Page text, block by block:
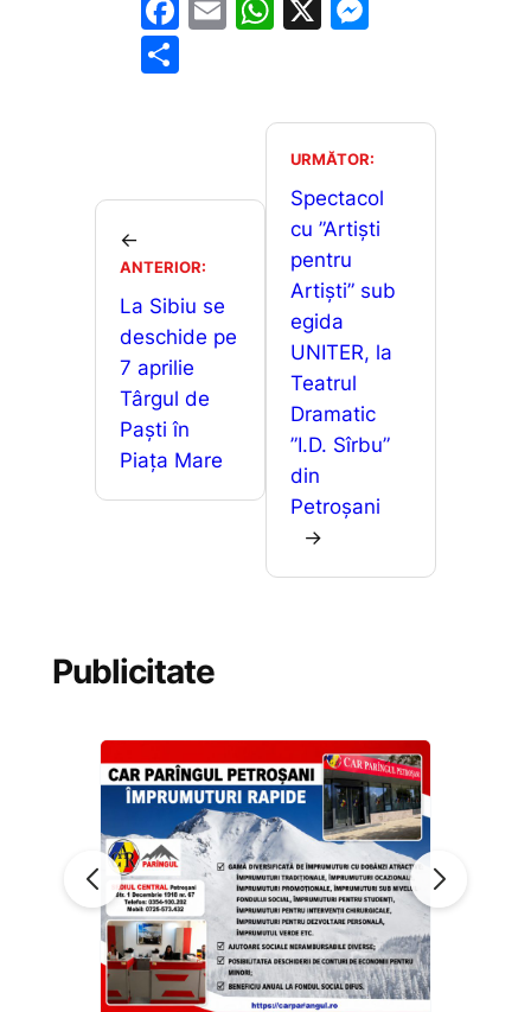
F
o
k
E
W
s
A
p
p
X
s
e
n
g
er
a
ă
←
ANTERIOR:
La Sibiu se
deschide pe
7 aprilie
Târgul de
Paști în
Piața Mare
URMĂTOR:
Spectacol
cu ”Artiști
pentru
Artiști” sub
egida
UNITER, la
Teatrul
Dramatic
”I.D. Sîrbu”
din
Petroșani
→
Publicitate